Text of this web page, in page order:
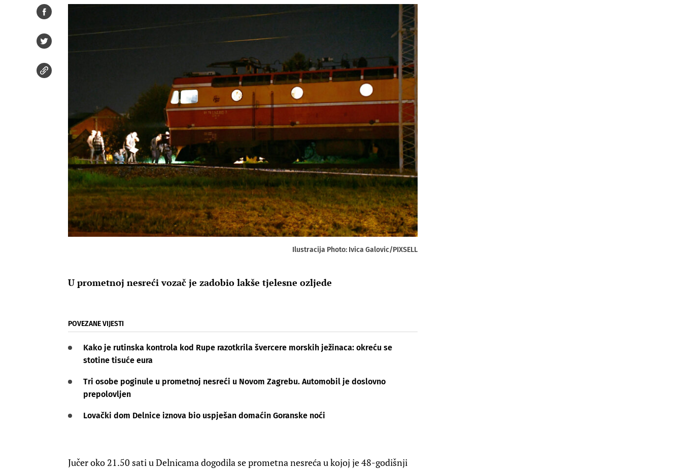
Ilustracija Photo: Ivica Galovic/PIXSELL
U prometnoj nesreći vozač je zadobio lakše tjelesne ozljede
POVEZANE VIJESTI
Kako je rutinska kontrola kod Rupe razotkrila švercere morskih ježinaca: okreću se
stotine tisuće eura
Tri osobe poginule u prometnoj nesreći u Novom Zagrebu. Automobil je doslovno
prepolovljen
Lovački dom Delnice iznova bio uspješan domaćin Goranske noći
Jučer oko 21.50 sati u Delnicama dogodila se prometna nesreća u kojoj je 48-godišnji